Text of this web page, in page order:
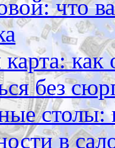
что
карта:
без
столы:
в